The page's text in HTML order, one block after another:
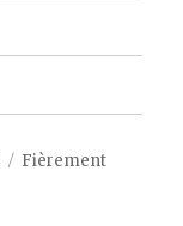
Fièrement